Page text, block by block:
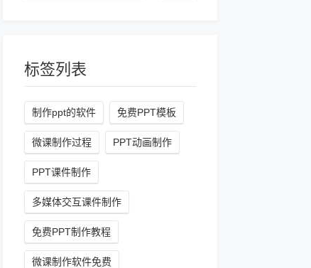
标签列表
制作ppt的软件 免费PPT模板
微课制作过程 PPT动画制作
PPT课件制作
多媒体交互课件制作
免费PPT制作教程
微课制作软件免费